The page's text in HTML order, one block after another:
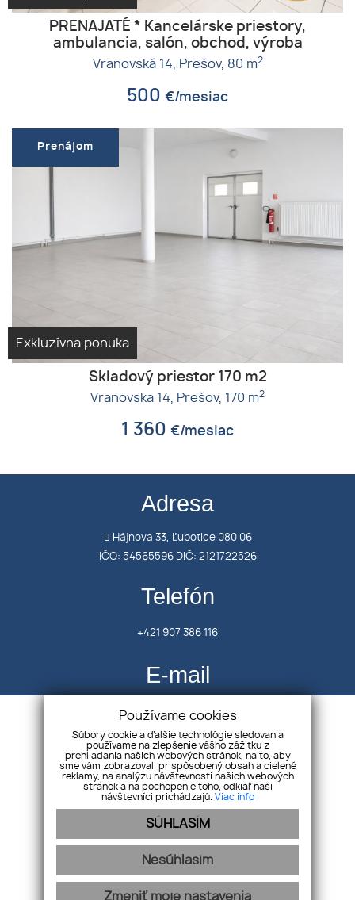
PRENAJATÉ * Kancelárske priestory,
ambulancia, salón, obchod, výroba
Vranovská 14, Prešov, 80 m2
500 €/mesiac
Exkluzívna ponuka
Prenájom
Skladový priestor 170 m2
Vranovska 14, Prešov, 170 m2
1 360 €/mesiac
Adresa
Hájnova 33, Ľubotice 080 06
IČO: 54565596 DIČ: 2121722526
Telefón
+421 907 386 116
E-mail
oravcova.avenue@gmail.com
Úvod
Kontakt
GDPR
Používame cookies
Súbory cookie a ďalšie technológie sledovania
používame na zlepšenie vášho zážitku z
prehliadania našich webových stránok, na to, aby
sme vám zobrazovali prispôsobený obsah a cielené
reklamy, na analýzu návštevnosti našich webových
stránok a na pochopenie toho, odkiaľ naši
návštevníci prichádzajú. Viac info
SÚHLASÍM
Nesúhlasím
Zmeniť moje nastavenia